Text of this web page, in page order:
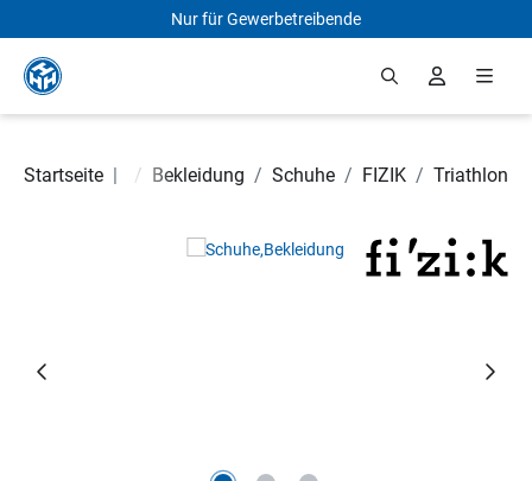
Zum Hauptinhalt springen
Nur für Gewerbetreibende
Startseite |
Fahrradteile / Bekleidung / Schuhe / FIZIK / Triathlon
Bildergalerie überspringen